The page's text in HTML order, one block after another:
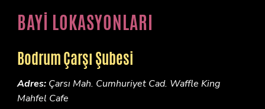
BAYİ LOKASYONLARI
Bodrum Çarşı Şubesi
Adres: Çarsı Mah. Cumhuriyet Cad. Waffle King
Mahfel Cafe